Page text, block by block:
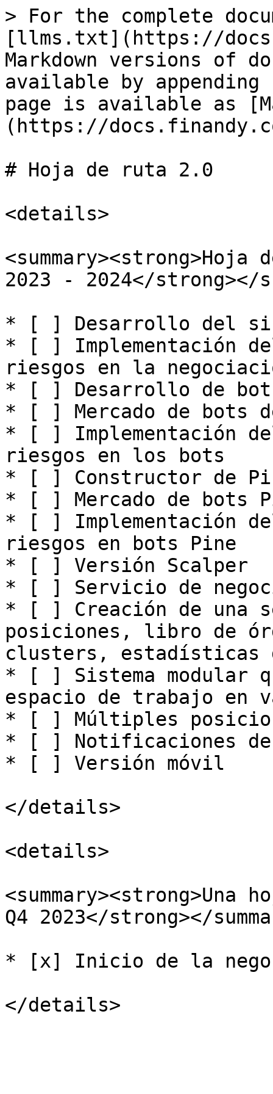
> For the complete
[llms.txt](https://
Markdown versions of
available by
page is available as
(https://
# Hoja de ruta 2.0
<details>
2023 - 2024</strong></
* [ ] Desarrollo del
* [ ] Implementación
riesgos en la
* [ ] Desarrollo de
* [ ] Mercado de bots
* [ ] Implementación
riesgos en los bots
* [ ] Constructor de
* [ ] Mercado de bots
* [ ] Implementación
riesgos en bots Pine
* [ ] Versión Scalper
* [ ] Servicio de
* [ ] Creación de una
posiciones, libro de
clusters, estadísticas
* [ ] Sistema modular
espacio de trabajo en
* [ ] Múltiples
* [ ] Notificaciones de
* [ ] Versión móvil
</details>
<details>
Q4 2023</strong></
* [x] Inicio de la